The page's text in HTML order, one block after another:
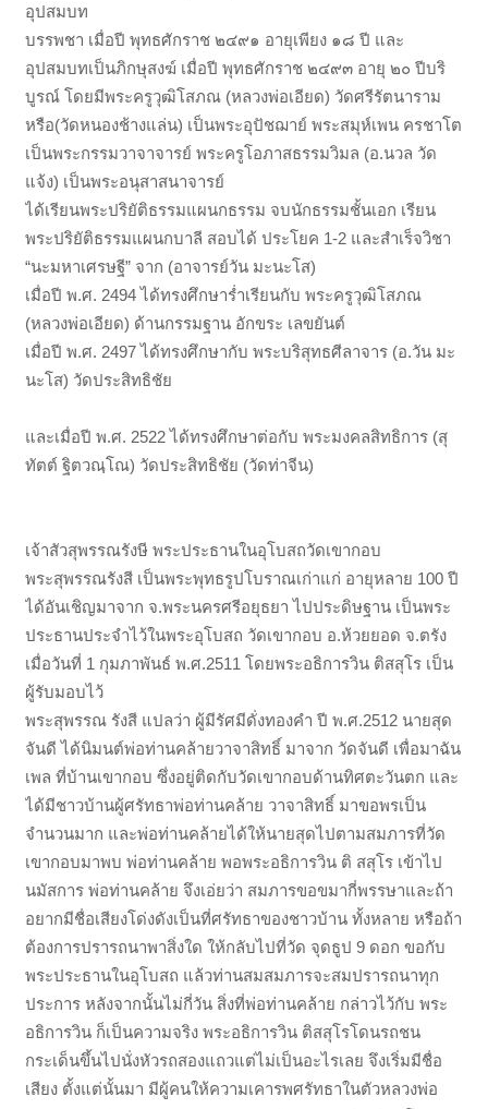
อุปสมบท
บรรพชา เมื่อปี พุทธศักราช ๒๔๙๑ อายุเพียง ๑๘ ปี และ
อุปสมบทเป็นภิกษุสงฆ์ เมื่อปี พุทธศักราช ๒๔๙๓ อายุ ๒๐ ปีบริ
บูรณ์ โดยมีพระครูวุฒิโสภณ (หลวงพ่อเอียด) วัดศรีรัตนาราม
หรือ(วัดหนองช้างแล่น) เป็นพระอุปัชฌาย์ พระสมุห์เพน ครชาโต
เป็นพระกรรมวาจาจารย์ พระครูโอภาสธรรมวิมล (อ.นวล วัด
แจ้ง) เป็นพระอนุสาสนาจารย์
ได้เรียนพระปริยัติธรรมแผนกธรรม จบนักธรรมชั้นเอก เรียน
พระปริยัติธรรมแผนกบาลี สอบได้ ประโยค 1-2 และสำเร็จวิชา
“นะมหาเศรษฐี” จาก (อาจารย์วัน มะนะโส)
เมื่อปี พ.ศ. 2494 ได้ทรงศึกษาร่ำเรียนกับ พระครูวุฒิโสภณ
(หลวงพ่อเอียด) ด้านกรรมฐาน อักขระ เลขยันต์
เมื่อปี พ.ศ. 2497 ได้ทรงศึกษากับ พระบริสุทธศีลาจาร (อ.วัน มะ
นะโส) วัดประสิทธิชัย
และเมื่อปี พ.ศ. 2522 ได้ทรงศึกษาต่อกับ พระมงคลสิทธิการ (สุ
ทัตต์ ฐิตวณฺโณ) วัดประสิทธิชัย (วัดท่าจีน)
เจ้าสัวสุพรรณรังษี พระประธานในอุโบสถวัดเขากอบ
พระสุพรรณรังสี เป็นพระพุทธรูปโบราณเก่าแก่ อายุหลาย 100 ปี
ได้อันเชิญมาจาก จ.พระนครศรีอยุธยา ไปประดิษฐาน เป็นพระ
ประธานประจำไว้ในพระอุโบสถ วัดเขากอบ อ.ห้วยยอด จ.ตรัง
เมื่อวันที่ 1 กุมภาพันธ์ พ.ศ.2511 โดยพระอธิการวิน ติสสุโร เป็น
ผู้รับมอบไว้
พระสุพรรณ รังสี แปลว่า ผู้มีรัศมีดั่งทองคำ ปี พ.ศ.2512 นายสุด
จันดี ได้นิมนต์พ่อท่านคล้ายวาจาสิทธิ์ มาจาก วัดจันดี เพื่อมาฉัน
เพล ที่บ้านเขากอบ ซึ่งอยู่ติดกับวัดเขากอบด้านทิศตะวันตก และ
ได้มีชาวบ้านผู้ศรัทธาพ่อท่านคล้าย วาจาสิทธิ์ มาขอพรเป็น
จำนวนมาก และพ่อท่านคล้ายได้ให้นายสุดไปตามสมภารที่วัด
เขากอบมาพบ พ่อท่านคล้าย พอพระอธิการวิน ติ สสุโร เข้าไป
นมัสการ พ่อท่านคล้าย จึงเอ่ยว่า สมภารขอขมากี่พรรษาและถ้า
อยากมีชื่อเสียงโด่งดังเป็นที่ศรัทธาของชาวบ้าน ทั้งหลาย หรือถ้า
ต้องการปรารถนาพาสิ่งใด ให้กลับไปที่วัด จุดธูป 9 ดอก ขอกับ
พระประธานในอุโบสถ แล้วท่านสมสมภารจะสมปรารถนาทุก
ประการ หลังจากนั้นไม่กี่วัน สิ่งที่พ่อท่านคล้าย กล่าวไว้กับ พระ
อธิการวิน ก็เป็นความจริง พระอธิการวิน ติสสุโรโดนรถชน
กระเด็นขึ้นไปนั่งหัวรถสองแถวแต่ไม่เป็นอะไรเลย จึงเริ่มมีชื่อ
เสียง ตั้งแต่นั้นมา มีผู้คนให้ความเคารพศรัทธาในตัวหลวงพ่อ